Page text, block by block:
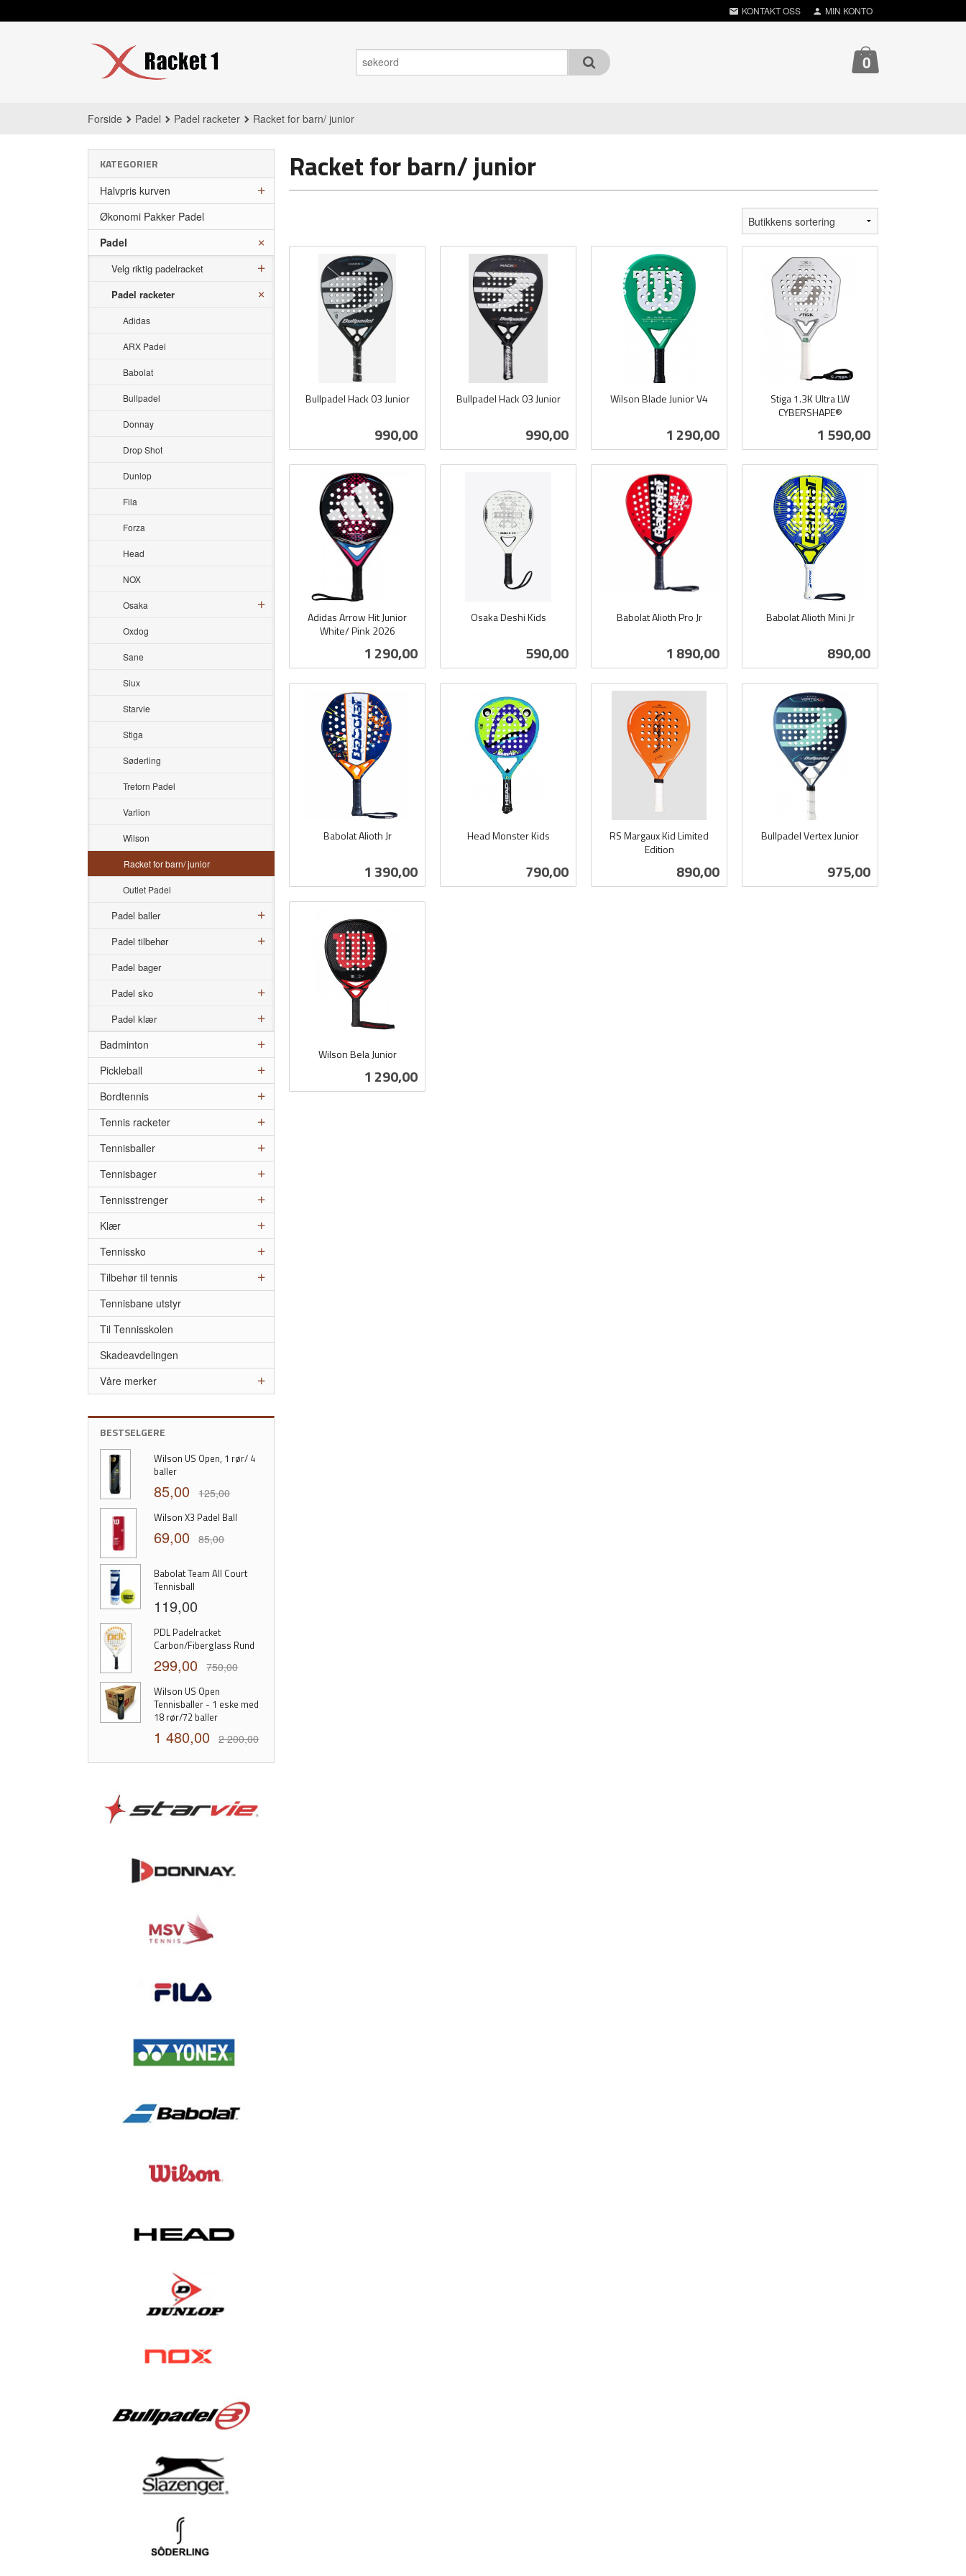
til
KONTAKT OSS MIN KONTO
0
Forside Padel Padel racketer Racket for barn/ junior
Racket for barn/ junior
Bullpadel Hack 03 Junior
Pris
990,00
Kjøp
Bullpadel Hack 03 Junior
Pris
990,00
Wilson Blade Junior V4
Pris
1 290,00
Kjøp
Stiga 1.3K Ultra LW
CYBERSHAPE®
Pris
1 590,00
Kjøp
Adidas Arrow Hit Junior
White/ Pink 2026
Pris
1 290,00
Kjøp
Osaka Deshi Kids
Pris
590,00
Les mer
Babolat Alioth Pro Jr
Pris
1 890,00
Kjøp
Babolat Alioth Mini Jr
Pris
890,00
Kjøp
Babolat Alioth Jr
Pris
1 390,00
Kjøp
Head Monster Kids
Pris
790,00
RS Margaux Kid Limited
Edition
Pris
890,00
Bullpadel Vertex Junior
Pris
975,00
Wilson Bela Junior
Pris
1 290,00
KATEGORIER
Halvpris kurven
Økonomi Pakker Padel
Padel
Velg riktig padelracket
Padel racketer
Adidas
ARX Padel
Babolat
Bullpadel
Donnay
Drop Shot
Dunlop
Fila
Forza
Head
NOX
Osaka
Oxdog
Sane
Siux
Starvie
Stiga
Søderling
Tretorn Padel
Varlion
Wilson
Racket for barn/ junior
Outlet Padel
Padel baller
Padel tilbehør
Padel bager
Padel sko
Padel klær
Badminton
Pickleball
Bordtennis
Tennis racketer
Tennisballer
Tennisbager
Tennisstrenger
Klær
Tennissko
Tilbehør til tennis
Tennisbane utstyr
Til Tennisskolen
Skadeavdelingen
Våre merker
BESTSELGERE
Wilson US Open, 1 rør/ 4
baller
85,00
125,00
Wilson X3 Padel Ball
69,00 85,00
Babolat Team All Court
Tennisball
119,00
PDL Padelracket
Carbon/Fiberglass Rund
299,00
750,00
Wilson US Open
Tennisballer - 1 eske med
18 rør/72 baller
1 480,00 2 200,00